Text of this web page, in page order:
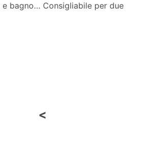
bagno… Consigliabile per due
<